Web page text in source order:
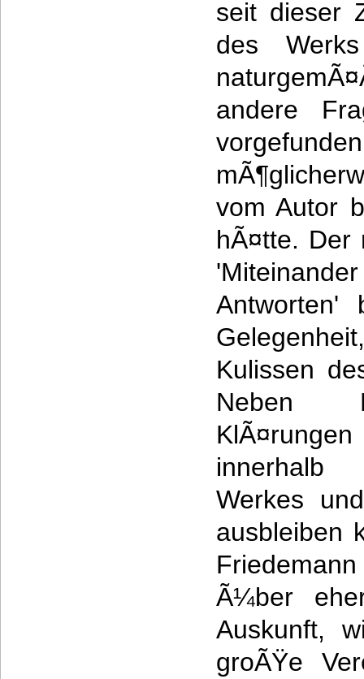
seit dieser
des
andere
vom Autor
hÃ¤tte. Der
Antworten'
Kulissen
Neben
innerhalb
Werkes
ausbleiben
Ã¼ber
Auskunft,
groÃŸe